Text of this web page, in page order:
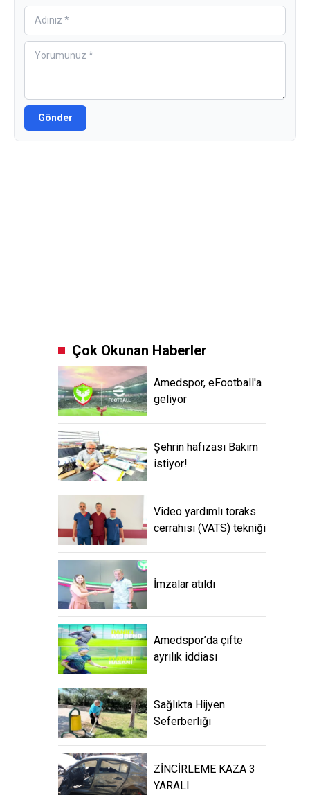
Gönder
Çok Okunan Haberler
Amedspor, eFootball'a
geliyor
Şehrin hafızası Bakım
istiyor!
Video yardımlı toraks
cerrahisi (VATS) tekniği
İmzalar atıldı
Amedspor’da çifte
ayrılık iddiası
Sağlıkta Hijyen
Seferberliği
ZİNCİRLEME KAZA 3
YARALI